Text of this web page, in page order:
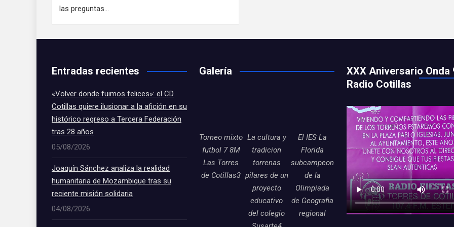
las preguntas…
Entradas recientes
«Volver donde fuimos felices»: el CD
Cotillas quiere ilusionar a la afición en su
histórico regreso a Tercera Federación
tras 28 años
05/08/2026
Joaquín Sánchez analiza la realidad
humanitaria de Mozambique tras su
reciente misión solidaria
04/08/2026
Galería
Torneo mixto
futbol 7 8M
Las Torres
de Cotillas3
La cultura y
tradicion
torrenas
pilares de un
proyecto
educativo
del colegio
El IES La
Florida
subcampeon
de la
Olimpiada
de Geografia
regional
XXX Aniversario Onda
Radio Cotillas